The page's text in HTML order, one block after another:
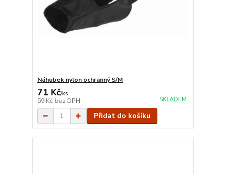
Náhubek nylon ochranný S/M
71 Kč/ks
59 Kč bez DPH SKLADEM
Přidat do košíku